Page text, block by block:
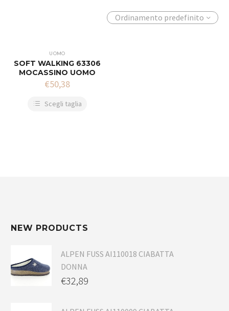
Ordinamento predefinito
UOMO
SOFT WALKING 63306
MOCASSINO UOMO
€50,38
Scegli taglia
NEW PRODUCTS
ALPEN FUSS AI110018 CIABATTA
DONNA
€32,89